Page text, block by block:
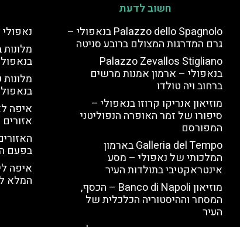
חשוב לדעת
Palazzo dello Spagnolo בנאפולי –
גרם המדרגות המצולם ברובע סניטה
Palazzo Zevallos Stigliano
בנאפולי – ארמון אמנות מרשים
ברחוב ויה טולדו
מוזיאון אנריקו קרוזו בנאפולי –
סיפורו של זמר האופרה הנפוליטני
המפורסם
Galleria del Tempo בארמון
המלכותי של נאפולי – מסע
אינטראקטיבי בתולדות העיר
מוזיאון Banco di Napoli – הכסף,
המסחר וההיסטוריה הכלכלית של
העיר
איפה
בפעם
איפה
המלא